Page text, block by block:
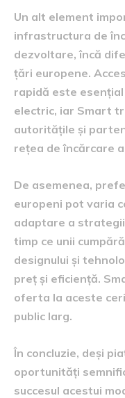
Un alt element
infrastructura de
dezvoltare, încă
țări europene.
rapidă este
electric, iar Smart
autoritățile și
rețea de încărcare
De asemenea,
europeni pot varia
adaptare a
timp ce unii
designului și
preț și eficiență.
oferta la aceste
public larg.
În concluzie, deși
oportunități
succesul acestui